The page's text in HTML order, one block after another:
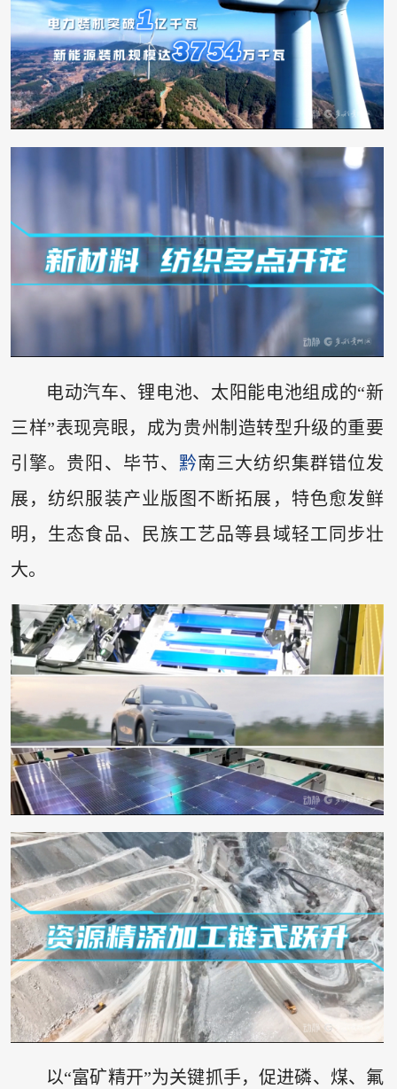
电动汽车、锂电池、太阳能电池组成的“新
三样”表现亮眼，成为贵州制造转型升级的重要
引擎。贵阳、毕节、 黔南三大纺织集群错位发
展，纺织服装产业版图不断拓展，特色愈发鲜
明，生态食品、民族工艺品等县域轻工同步壮
大。
以“富矿精开”为关键抓手，促进磷、煤、氟